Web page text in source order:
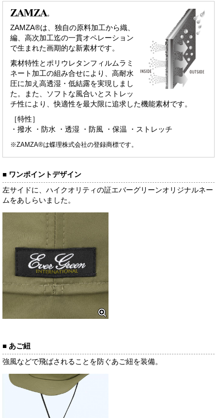
ZAMZA®は、独自の原料加工から織、
編、高次加工迄の一貫オペレーション
で生まれた画期的な新素材です。
素材特性とポリウレタンフィルムラミ
ネート加工の組み合せにより、高耐水
圧に加え高透湿・低結露を実現しまし
た。また、ソフトな風合いとストレッ
チ性により、快適性を最大限に追求した機能素材です。
［特性］
・撥水 ・防水 ・透湿 ・防風 ・保温 ・ストレッチ
※ZAMZA®は蝶理株式会社の登録商標です。
■ ワンポイントデザイン
左サイドに、ハイクオリティの証エバーグリーンオリジナルネー
ムをあしらいました。
■ あご紐
強風などで飛ばされることを防ぐあご紐を装備。